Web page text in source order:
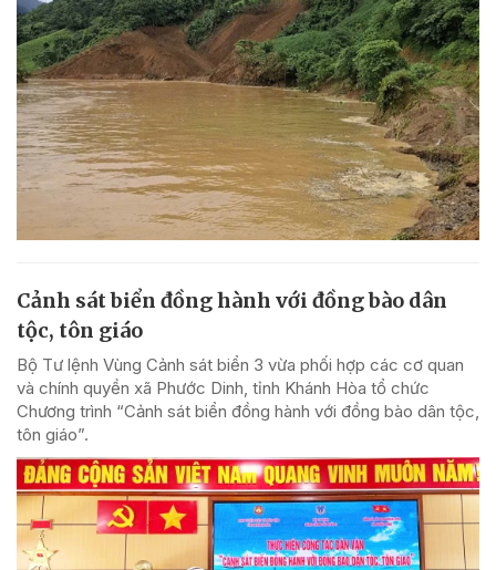
Cảnh sát biển đồng hành với đồng bào dân
tộc, tôn giáo
Bộ Tư lệnh Vùng Cảnh sát biển 3 vừa phối hợp các cơ quan
và chính quyền xã Phước Dinh, tỉnh Khánh Hòa tổ chức
Chương trình “Cảnh sát biển đồng hành với đồng bào dân tộc,
tôn giáo”.